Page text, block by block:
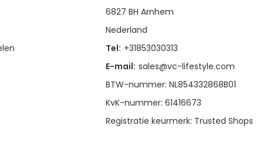
6827 BH Arnhem
Nederland
Tel: +31853030313
E-mail: sales@vc-lifestyle.com
BTW-nummer: NL854332868B01
KvK-nummer: 61416673
Registratie keurmerk: Trusted Shops